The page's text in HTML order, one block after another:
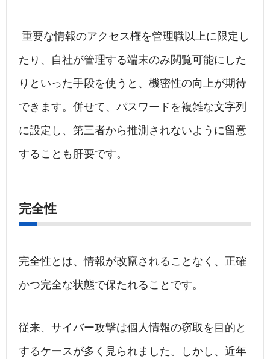
重要な情報のアクセス権を管理職以上に限定し
たり、自社が管理する端末のみ閲覧可能にした
りといった手段を使うと、機密性の向上が期待
できます。併せて、パスワードを複雑な文字列
に設定し、第三者から推測されないように留意
することも肝要です。
完全性
完全性とは、情報が改竄されることなく、正確
かつ完全な状態で保たれることです。
従来、サイバー攻撃は個人情報の窃取を目的と
するケースが多く見られました。しかし、近年